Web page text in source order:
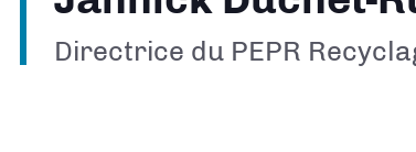
Directrice du PEPR